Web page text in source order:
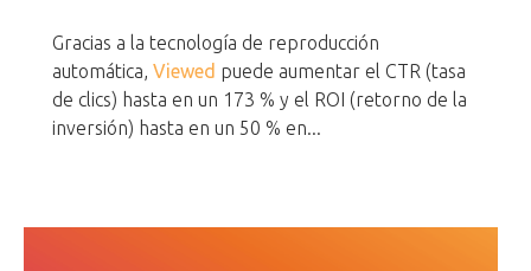
Gracias a la tecnología de reproducción
automática, Viewed puede aumentar el CTR (tasa
de clics) hasta en un 173 % y el ROI (retorno de la
inversión) hasta en un 50 % en...